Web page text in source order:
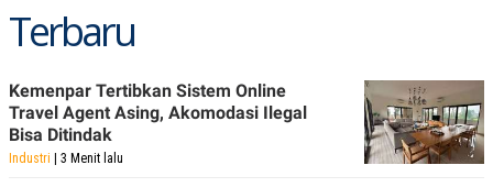
Terbaru
Kemenpar Tertibkan Sistem Online
Travel Agent Asing, Akomodasi Ilegal
Bisa Ditindak
Industri | 3 Menit lalu